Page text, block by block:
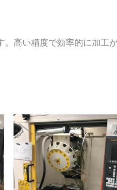
高い精度で効率的に加工